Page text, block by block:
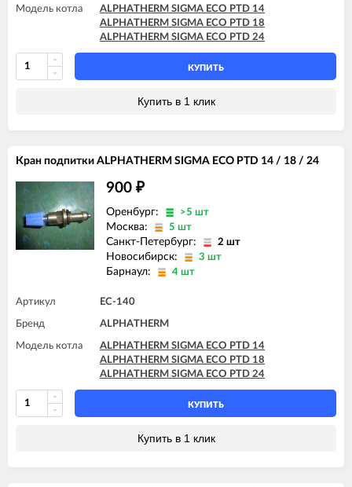
Модель котла
ALPHATHERM SIGMA ECO PTD 14
ALPHATHERM SIGMA ECO PTD 18
ALPHATHERM SIGMA ECO PTD 24
КУПИТЬ
Купить в 1 клик
Кран подпитки ALPHATHERM SIGMA ECO PTD 14 / 18 / 24
900 ₽
Оренбург: >5 шт
Москва: 5 шт
Санкт-Петербург: 2 шт
Новосибирск: 3 шт
Барнаул: 4 шт
Артикул EC-140
Бренд ALPHATHERM
Модель котла
ALPHATHERM SIGMA ECO PTD 14
ALPHATHERM SIGMA ECO PTD 18
ALPHATHERM SIGMA ECO PTD 24
КУПИТЬ
Купить в 1 клик